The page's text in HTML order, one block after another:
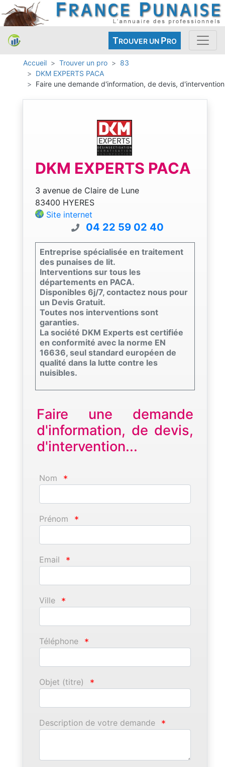
TROUVER UN PRO
Accueil Trouver un pro
83
DKM EXPERTS PACA
Faire une demande d'information, de devis, d'intervention
DKM EXPERTS PACA
3 avenue de Claire de Lune
83400 HYERES
Site internet
04 22 59 02 40
Entreprise spécialisée en traitement
des punaises de lit.
Interventions sur tous les
départements en PACA.
Disponibles 6j/7, contactez nous pour
un Devis Gratuit.
Toutes nos interventions sont
garanties.
La société DKM Experts est certifiée
en conformité avec la norme EN
16636, seul standard européen de
qualité dans la lutte contre les
nuisibles.
Faire une demande
d'information, de devis,
d'intervention...
Nom *
Prénom *
Email *
Ville *
Téléphone *
Objet (titre) *
Description de votre demande *